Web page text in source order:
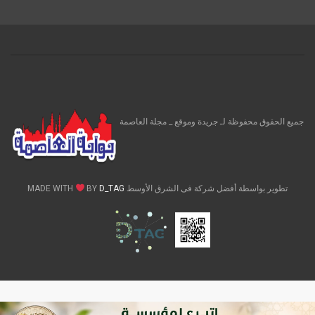
جميع الحقوق محفوظة لـ جريدة وموقع _ مجلة العاصمة
تطوير بواسطة أفضل شركة فى الشرق الأوسط MADE WITH BY D_TAG